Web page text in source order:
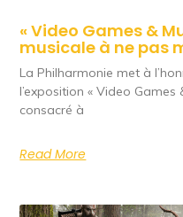
« Video Games &
musicale à ne pas
La Philharmonie met à
l’exposition « Video Games
consacré à
Read More